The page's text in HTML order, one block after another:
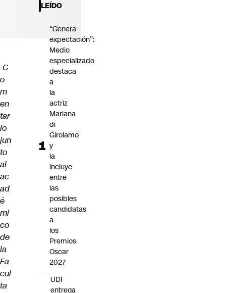
C
o
m
en
tar
io
jun
to
al
ac
ad
é
mi
co
de
la
Fa
cul
ta
LEÍDO
“Genera
expectación”:
Medio
especializado
destaca
a
la
actriz
Mariana
di
Girolamo
y
la
incluye
entre
las
posibles
candidatas
a
los
Premios
Oscar
2027
UDI
entrega